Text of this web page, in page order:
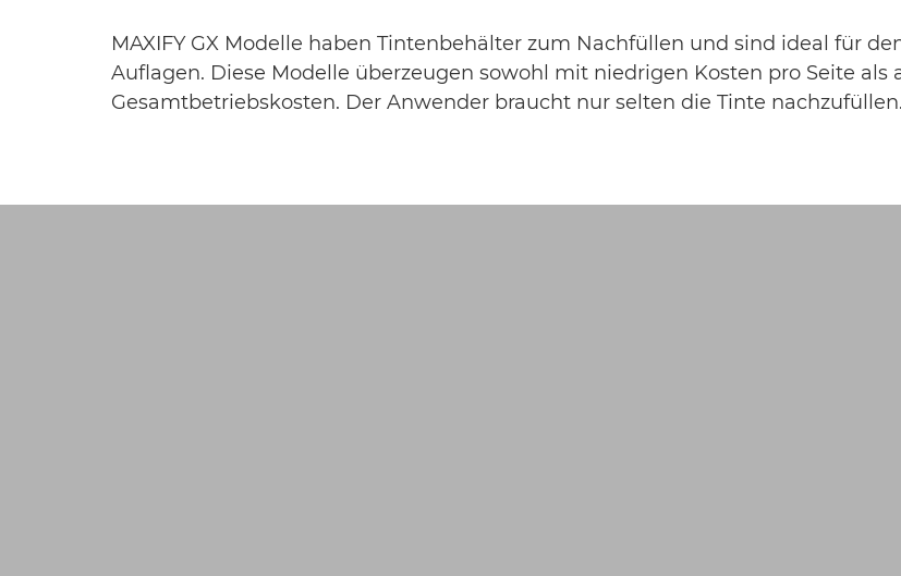
MAXIFY GX Modelle haben Tintenbehälter zum Nachfüllen und sind ideal für
Auflagen. Diese Modelle überzeugen sowohl mit niedrigen Kosten pro Seite als
Gesamtbetriebskosten. Der Anwender braucht nur selten die Tinte nachzufüllen.